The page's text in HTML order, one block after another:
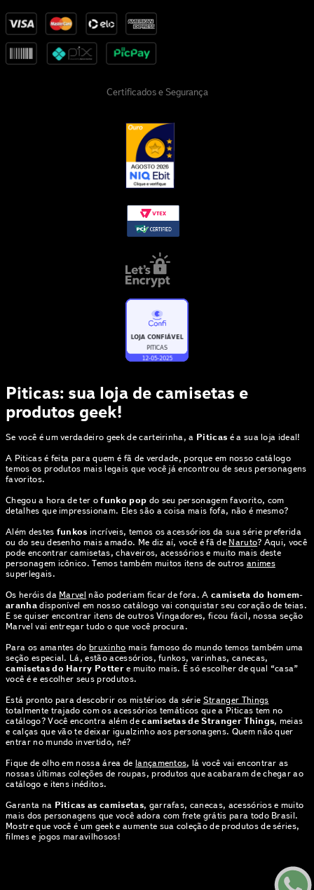
Certificados e Segurança
Piticas: sua loja de camisetas e
produtos geek!
Se você é um verdadeiro geek de carteirinha, a Piticas é a sua loja ideal!
A Piticas é feita para quem é fã de verdade, porque em nosso catálogo
temos os produtos mais legais que você já encontrou de seus personagens
favoritos.
Chegou a hora de ter ofunko pop do seu personagem favorito, com
detalhes que impressionam. Eles são a coisa mais fofa, não é mesmo?
Além destes funkos incríveis, temos os acessórios da sua série preferida
ou do seu desenho mais amado. Me diz aí, você é fã de Naruto? Aqui, você
pode encontrar camisetas, chaveiros, acessórios e muito mais deste
personagem icônico. Temos também muitos itens de outros animes
superlegais.
Os heróis da Marvel não poderiam ficar de fora. Acamiseta do homem-
aranhadisponível em nosso catálogo vai conquistar seu coração de teias.
E se quiser encontrar itens de outros Vingadores, ficou fácil, nossa seção
Marvel vai entregar tudo o que você procura.
Para os amantes dobruxinho mais famoso do mundo temos também uma
seção especial. Lá, estão acessórios, funkos, varinhas, canecas,
camisetas do Harry Potter e muito mais. É só escolher de qual “casa”
você é e escolher seus produtos.
Está pronto para descobrir os mistérios da série Stranger Things
totalmente trajado com os acessórios temáticos que a Piticas tem no
catálogo? Você encontra além decamisetas de Stranger Things, meias
e calças que vão te deixar igualzinho aos personagens. Quem não quer
entrar no mundo invertido, né?
Fique de olho em nossa área de lançamentos, lá você vai encontrar as
nossas últimas coleções de roupas, produtos que acabaram de chegar ao
catálogo e itens inéditos.
Garanta na Piticas as camisetas, garrafas, canecas, acessórios e muito
mais dos personagens que você adora com frete grátis para todo Brasil.
Mostre que você é um geek e aumente sua coleção de produtos de séries,
filmes e jogos maravilhosos!